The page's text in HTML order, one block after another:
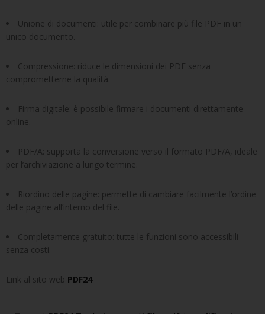
Unione di documenti: utile per combinare più file PDF in un
unico documento.
Compressione: riduce le dimensioni dei PDF senza
comprometterne la qualità.
Firma digitale: è possibile firmare i documenti direttamente
online.
PDF/A: supporta la conversione verso il formato PDF/A, ideale
per l’archiviazione a lungo termine.
Riordino delle pagine: permette di cambiare facilmente l’ordine
delle pagine all’interno del file.
Completamente gratuito: tutte le funzioni sono accessibili
senza costi.
Link al sito web PDF24